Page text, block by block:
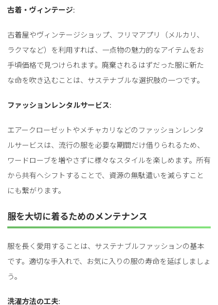
古着・ヴィンテージ:
古着屋やヴィンテージショップ、フリマアプリ（メルカリ、
ラクマなど）を利用すれば、一点物の魅力的なアイテムをお
手頃価格で見つけられます。廃棄されるはずだった服に新た
な命を吹き込むことは、サステナブルな選択肢の一つです。
ファッションレンタルサービス:
エアークローゼットやメチャカリなどのファッションレンタ
ルサービスは、流行の服を必要な期間だけ借りられるため、
ワードローブを増やさずに様々なスタイルを楽しめます。所有
から共有へシフトすることで、資源の無駄遣いを減らすこと
にも繋がります。
服を大切に着るためのメンテナンス
服を長く愛用することは、サステナブルファッションの基本
です。適切な手入れで、お気に入りの服の寿命を延ばしましょ
う。
洗濯方法の工夫: